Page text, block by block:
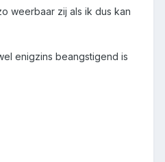
weerbaar zij als ik dus kan
enigzins beangstigend is